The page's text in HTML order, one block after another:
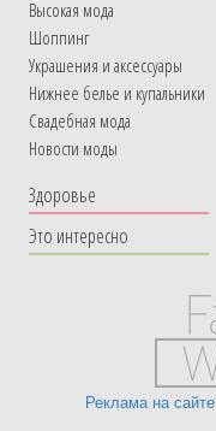
Высокая мода
Шоппинг
Украшения и аксессуары
Нижнее белье и купальники
Свадебная мода
Новости моды
Здоровье
Это интересно
Реклама на сайте